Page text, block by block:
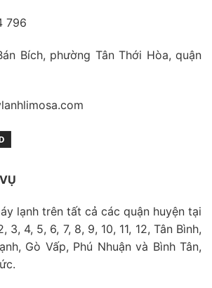
796
Bích, phường Tân Thới Hòa, quận
lạnh trên tất cả các quận huyện tại
3, 4, 5, 6, 7, 8, 9, 10, 11, 12, Tân Bình,
Gò Vấp, Phú Nhuận và Bình Tân,